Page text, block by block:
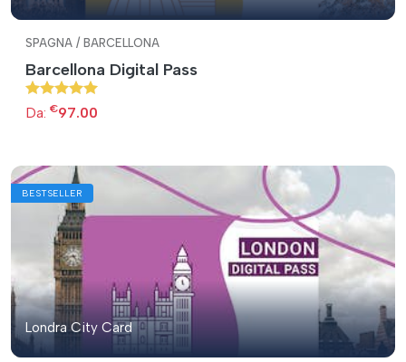
SPAGNA / BARCELLONA
Barcellona Digital Pass
Da: €97.00
Londra City Card
BESTSELLER